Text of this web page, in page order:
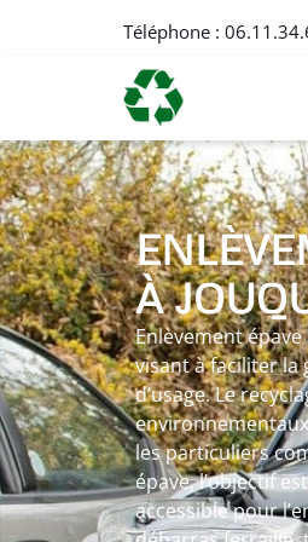
Téléphone :
À
Enlèvement
visant à faciliter la
d’usage. Le
les particuliers
épave, l’objectif
accessible pour